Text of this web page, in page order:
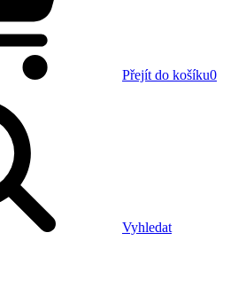
Přejít do košíku0
Vyhledat